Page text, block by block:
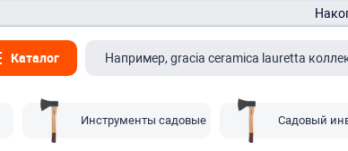
Каталог
Инструменты садовые Садовый